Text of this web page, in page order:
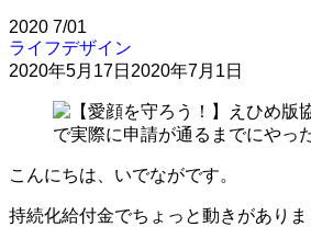
2020 7/01
ライフデザイン
2020年5月17日 2020年7月1日
こんにちは、いでながです。
持続化給付金でちょっと動きがありま